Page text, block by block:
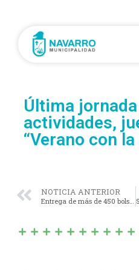
Última
actividades,
“Verano con
NOTICIA ANTERIOR
Entrega de más de 450 bolsones de útiles escolares.